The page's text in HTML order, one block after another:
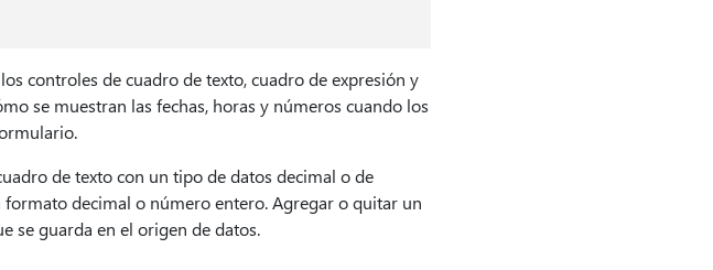
controles de cuadro de texto, cuadro de expresión y
se muestran las fechas, horas y números cuando los
de texto con un tipo de datos decimal o de
decimal o número entero. Agregar o quitar un
se guarda en el origen de datos.